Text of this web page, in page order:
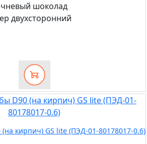
шоколад
двухсторонний
кирпич) GS lite (ПЭД-01-80178017-0.6)